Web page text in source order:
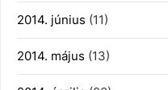
2014. június (11)
2014. május (13)